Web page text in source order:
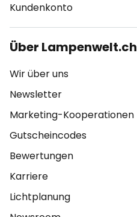
Kundenkonto
Über Lampenwelt.ch
Wir über uns
Newsletter
Marketing-Kooperationen
Gutscheincodes
Bewertungen
Karriere
Lichtplanung